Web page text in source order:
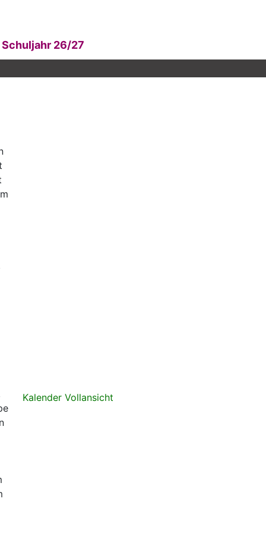
Schuljahr 26/27
Kalender Vollansicht